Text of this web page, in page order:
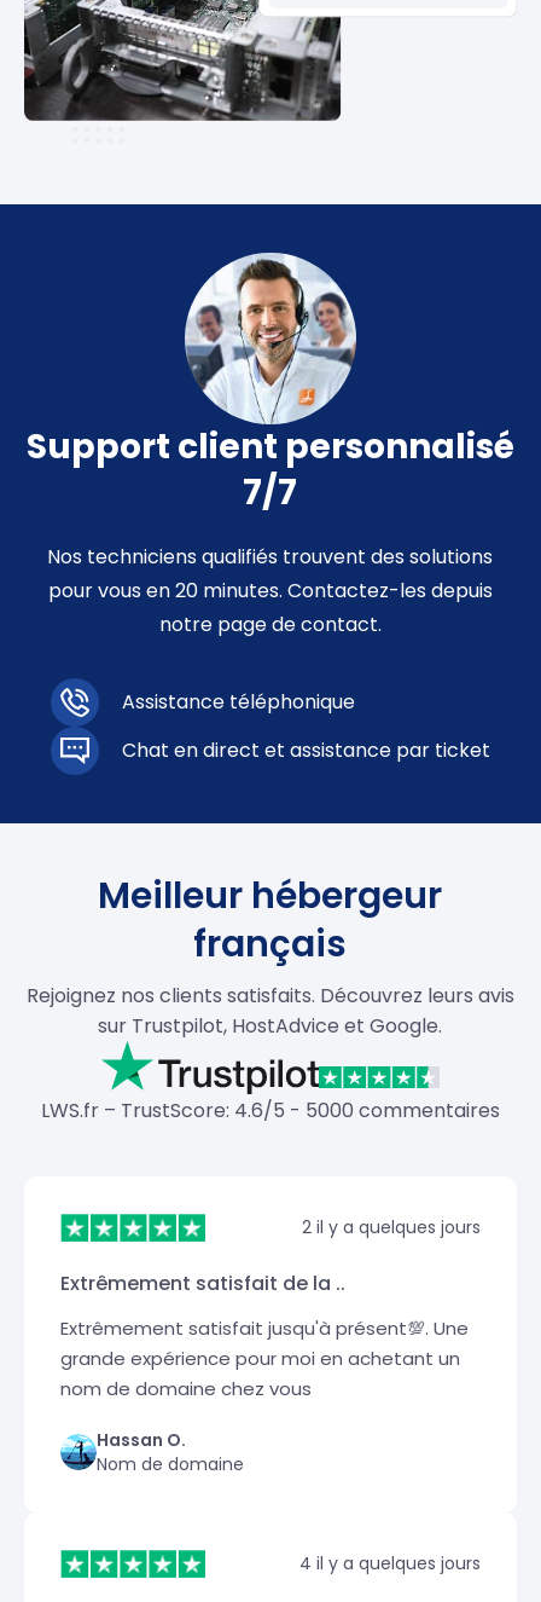
Support client personnalisé
7/7
Nos techniciens qualifiés trouvent des solutions
pour vous en 20 minutes. Contactez-les depuis
notre page de contact.
Assistance téléphonique
Chat en direct et assistance par ticket
Meilleur hébergeur
français
Rejoignez nos clients satisfaits. Découvrez leurs avis
sur Trustpilot, HostAdvice et Google.
LWS.fr – TrustScore: 4.6/5 - 5000 commentaires
2 il y a quelques jours
Extrêmement satisfait de la ..
Extrêmement satisfait jusqu'à présent💯. Une
grande expérience pour moi en achetant un
nom de domaine chez vous
Hassan O.
Nom de domaine
4 il y a quelques jours